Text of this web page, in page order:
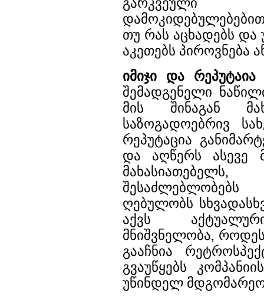
თუ რას აცხადებს
აკეთებს პიროვნება
იმიჯი და რეპუტაია
შემადგენელი
მის შინაგან
საზოგადოებრივ
რეპუტაცია
და აღწერს ასევე
ღებულობს
აქვს
მნიშვნელობა,
გააჩნია
გვაუწყებს
უწინდელ